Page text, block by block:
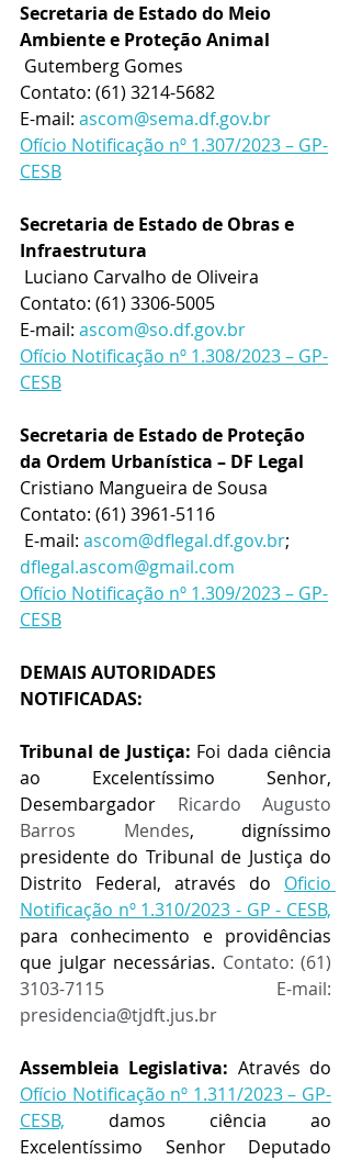
Secretaria de Estado do Meio
Ambiente e Proteção Animal
Gutemberg Gomes
Contato: (61) 3214-5682
E-mail: ascom@sema.df.gov.br
Ofício Notificação nº 1.307/2023 – GP-
CESB
Secretaria de Estado de Obras e
Infraestrutura
Luciano Carvalho de Oliveira
Contato: (61) 3306-5005
E-mail: ascom@so.df.gov.br
Ofício Notificação nº 1.308/2023 – GP-
CESB
Secretaria de Estado de Proteção
da Ordem Urbanística – DF Legal
Cristiano Mangueira de Sousa
Contato: (61) 3961-5116
E-mail: ascom@dflegal.df.gov.br;
dflegal.ascom@gmail.com
Ofício Notificação nº 1.309/2023 – GP-
CESB
DEMAIS AUTORIDADES
NOTIFICADAS:
Tribunal de Justiça: Foi dada ciência
ao Excelentíssimo Senhor,
Desembargador Ricardo Augusto
Barros Mendes, digníssimo
presidente do Tribunal de Justiça do
Distrito Federal, através do Oficio
Notificação nº 1.310/2023 - GP - CESB,
para conhecimento e providências
que julgar necessárias. Contato: (61)
presidencia@tjdft.jus.br
Assembleia Legislativa:
Ofício Notificação nº 1.311/2023 – GP-
CESB, damos ciência ao